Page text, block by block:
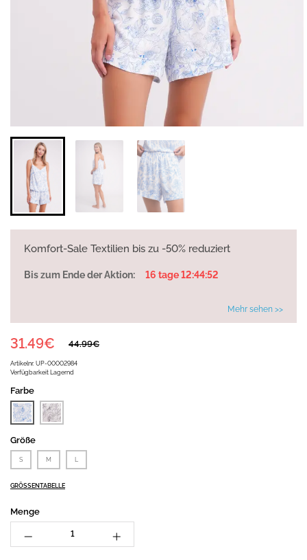
Komfort-Sale Textilien bis zu -50% reduziert
Bis zum Ende der Aktion: 16 tage 12:44:52
Mehr sehen >>
Artikelnr. UP-00002984
Verfügbarkeit Lagernd
44.99€
31.49€
Farbe
Größe
S M L
GRÖSSENTABELLE
Menge